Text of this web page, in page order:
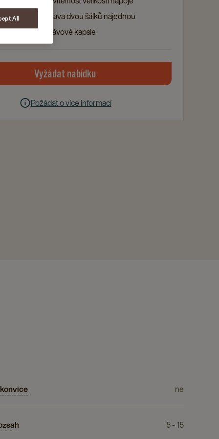
jako příprava dvou šálků najednou
rozpoznání kávové kapsle
Vyžádat nabídku
Požádat o více informací
ne
5 - 15
All